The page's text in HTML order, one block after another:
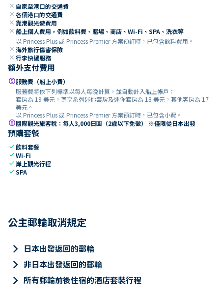
close 自家至港口的交通費
close 各個港口的交通費
close 靠港觀光遊費用
close 船上個人費用，例如飲料費、賭場、商店、Wi-Fi、SPA、洗衣等
以 Princess Plus 或 Princess Premier 方案預訂時，已包含飲料費用。
close 海外旅行傷害保險
close 行李快遞服務
額外支付費用
paid服務費（船上小費）
服務費將依下列標準以每人每晚計算，並自動計入船上帳戶：
套房為 19 美元，尊享系列迷你套房及迷你套房為 18 美元，其他客房為 17
美元。
以 Princess Plus 或 Princess Premier 方案預訂時，已包含小費。
paid國際觀光旅客稅：每人3,000日圓（2歲以下免徵） ※僅限從日本出發
預購套餐
check飲料套餐
checkWi-Fi
check 岸上觀光行程
checkSPA
公主郵輪取消規定
keyboard_arrow_right 日本出發返回的郵輪
keyboard_arrow_right 非日本出發返回的郵輪
keyboard_arrow_right 所有郵輪前後住宿的酒店套裝行程